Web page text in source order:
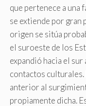
que pertenece a una
se extiende por gran
origen se sitúa
el suroeste de los
expandió hacia el
contactos culturales.
anterior al
propiamente dicha.